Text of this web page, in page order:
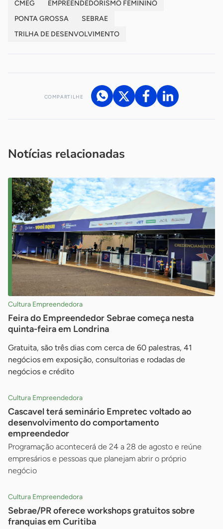
CMEG
EMPREENDEDORISMO FEMININO
PONTA GROSSA
SEBRAE
TRILHA DE DESENVOLVIMENTO
COMPARTILHE
Notícias relacionadas
Cultura Empreendedora
Feira do Empreendedor Sebrae começa nesta
quinta-feira em Londrina
Gratuita, são três dias com cerca de 60 palestras, 41
negócios em exposição, consultorias e rodadas de
negócios e crédito
Cultura Empreendedora
Cascavel terá seminário Empretec voltado ao
desenvolvimento do comportamento
empreendedor
Programação acontecerá de 24 a 28 de agosto e reúne
empresários e pessoas que planejam abrir o próprio
negócio
Cultura Empreendedora
Sebrae/PR oferece workshops gratuitos sobre
franquias em Curitiba